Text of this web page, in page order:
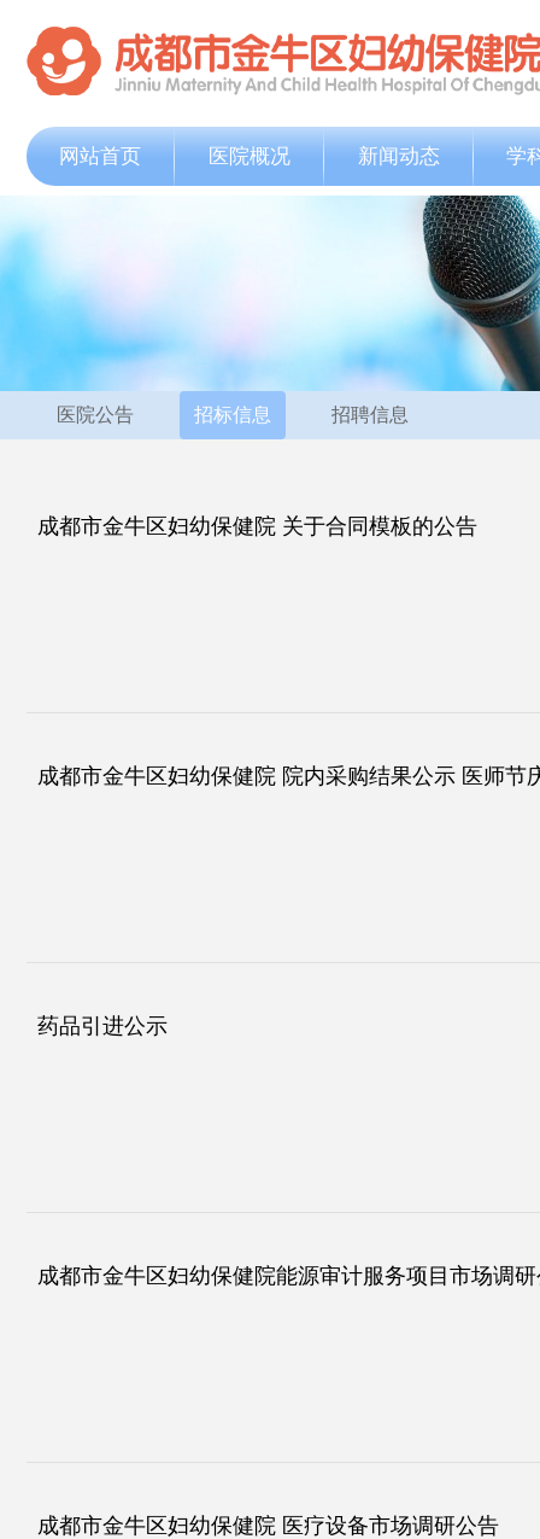
网站首页 医院概况 新闻动态 学
医院公告 招标信息 招聘信息
成都市金牛区妇幼保健院 关于合同模板的公告
成都市金牛区妇幼保健院 院内采购结果公示 医师节
药品引进公示
成都市金牛区妇幼保健院能源审计服务项目市场调
成都市金牛区妇幼保健院 医疗设备市场调研公告